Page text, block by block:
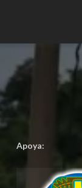
Apoya: